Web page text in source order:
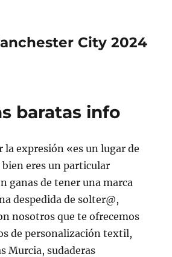
City 2024
baratas info
la expresión «es un lugar de
eres un particular
ganas de tener una marca
despedida de solter@,
nosotros que te ofrecemos
de personalización textil,
Murcia, sudaderas